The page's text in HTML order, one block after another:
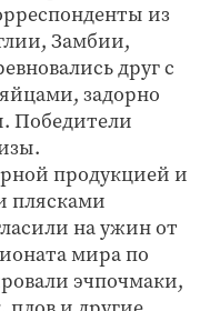
из
Замбии,
друг с
задорно
Победители
продукцией и
плясками
на ужин от
мира по
эчпочмаки,